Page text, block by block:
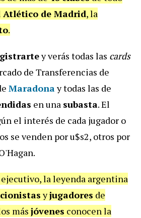
Atlético de Madrid, la
.
y verás todas las cards
de Transferencias de
Maradonay todas las de
en una subasta. El
el interés de cada jugador o
se venden por u$s2, otros por
la leyenda argentina
yjugadores de
más jóvenes conocen la